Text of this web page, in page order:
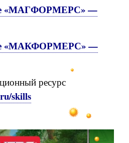
«МАГФОРМЕРС» —
«МАКФОРМЕРС» —
ресурс
skills